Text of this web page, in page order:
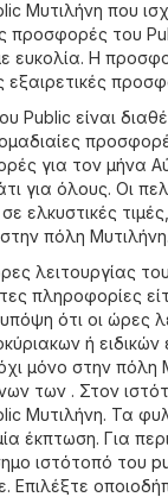
Μυτιλήνη που
προσφορές του
Η
Public είναι
για τον μήνα
για όλους. Οι
ελκυστικές
πόλη Μυτιλήνη.
λειτουργίας
πληροφορίες
ότι οι ώρες
ή
μόνο στην πόλη
των . Στον
Μυτιλήνη. Τα
έκπτωση. Για
ιστότοπό του
Επιλέξτε